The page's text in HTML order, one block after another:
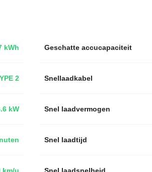
kWh
2
kW
Geschatte accucapaciteit
Snellaadkabel
Snel laadvermogen
Snel laadtijd